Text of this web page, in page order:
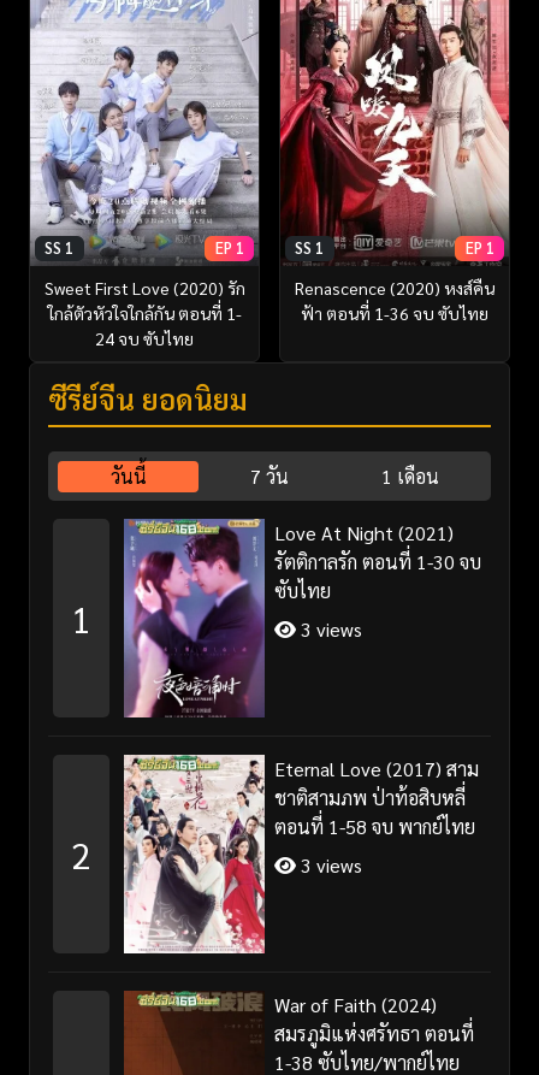
SS 1 EP 1
Sweet First Love (2020) รัก
ใกล้ตัวหัวใจใกล้กัน ตอนที่ 1-
24 จบ ซับไทย
SS 1 EP 1
Renascence (2020) หงส์คืน
ฟ้า ตอนที่ 1-36 จบ ซับไทย
ซีรี่ย์จีน ยอดนิยม
วันนี้ 7 วัน 1 เดือน
1
Love At Night (2021)
รัตติกาลรัก ตอนที่ 1-30 จบ
ซับไทย
3 views
2
Eternal Love (2017) สาม
ชาติสามภพ ป่าท้อสิบหลี่
ตอนที่ 1-58 จบ พากย์ไทย
3 views
War of Faith (2024)
สมรภูมิแห่งศรัทธา ตอนที่
1-38 ซับไทย/พากย์ไทย